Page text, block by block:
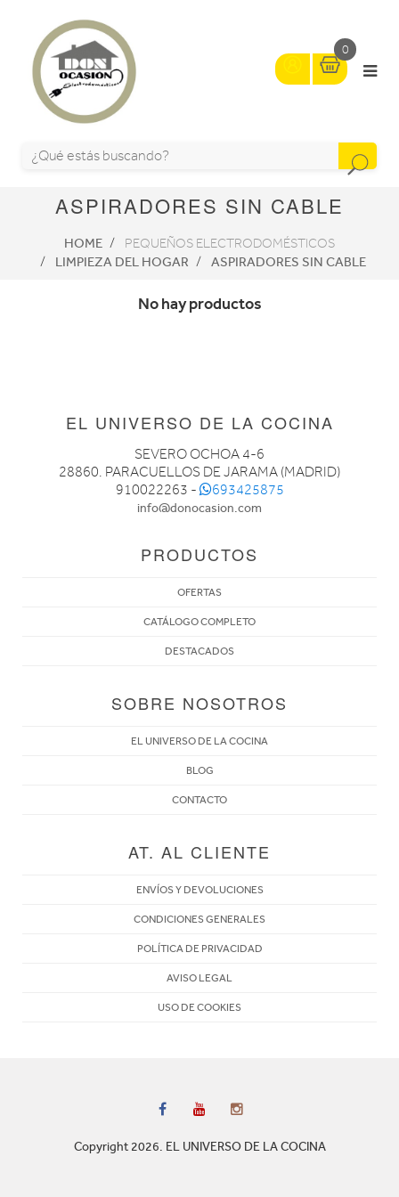
0
ASPIRADORES SIN CABLE
HOME PEQUEÑOS ELECTRODOMÉSTICOS
LIMPIEZA DEL HOGAR ASPIRADORES SIN CABLE
No hay productos
EL UNIVERSO DE LA COCINA
SEVERO OCHOA 4-6
28860. PARACUELLOS DE JARAMA (MADRID)
910022263 -
693425875
info@donocasion.com
PRODUCTOS
OFERTAS
CATÁLOGO COMPLETO
DESTACADOS
SOBRE NOSOTROS
EL UNIVERSO DE LA COCINA
BLOG
CONTACTO
AT. AL CLIENTE
ENVÍOS Y DEVOLUCIONES
CONDICIONES GENERALES
POLÍTICA DE PRIVACIDAD
AVISO LEGAL
USO DE COOKIES
Copyright 2026. EL UNIVERSO DE LA COCINA